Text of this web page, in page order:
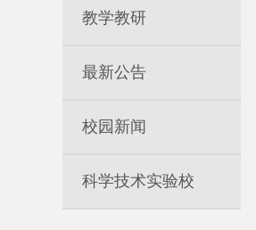
教学教研
最新公告
校园新闻
科学技术实验校